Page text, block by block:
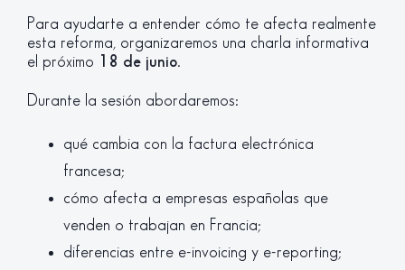
Para ayudarte a entender cómo te afecta realmente
esta reforma, organizaremos una charla informativa
el próximo
18 de junio.
Durante la sesión abordaremos:
qué cambia con la factura electrónica
francesa;
cómo afecta a empresas españolas que
venden o trabajan en Francia;
diferencias entre e-invoicing y e-reporting;